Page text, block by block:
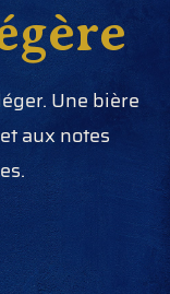
Une bière
aux notes